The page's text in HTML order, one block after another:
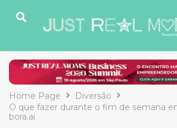
Home Page
Diversão
O que fazer durante o fim de semana
bora.ai